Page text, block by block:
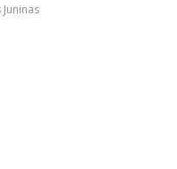
Juninas